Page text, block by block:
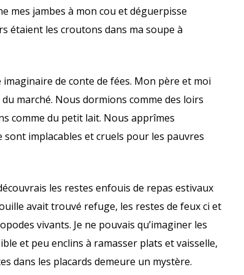
mes jambes à mon cou et déguerpisse
étaient les croutons dans ma soupe à
de conte de fées. Mon père et moi
marché. Nous dormions comme des loirs
comme du petit lait. Nous apprîmes
sont implacables et cruels pour les pauvres
les restes enfouis de repas estivaux
avait trouvé refuge, les restes de feux ci et
vivants. Je ne pouvais qu’imaginer les
et peu enclins à ramasser plats et vaisselle,
dans les placards demeure un mystère.